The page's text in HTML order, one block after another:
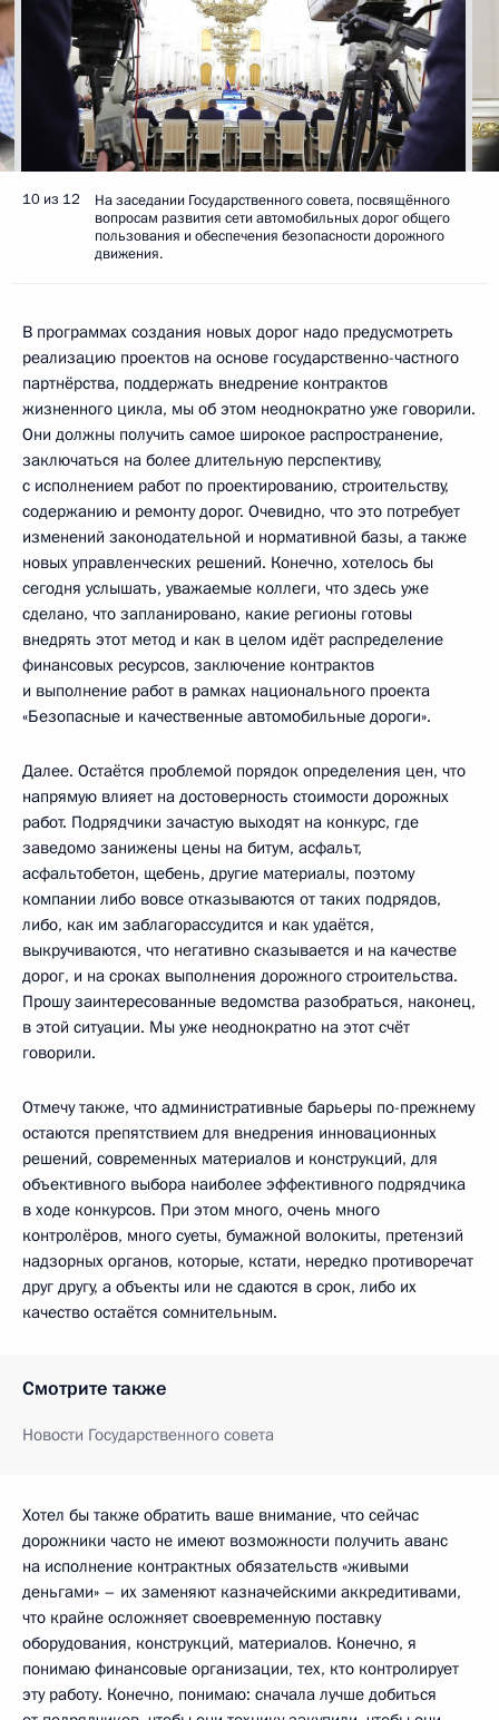
10 из 12
На заседании Государственного совета, посвящённого
вопросам развития сети автомобильных дорог общего
пользования и обеспечения безопасности дорожного
движения.
В программах создания новых дорог надо предусмотреть
реализацию проектов на основе государственно-частного
партнёрства, поддержать внедрение контрактов
жизненного цикла, мы об этом неоднократно уже говорили.
Они должны получить самое широкое распространение,
заключаться на более длительную перспективу,
с исполнением работ по проектированию, строительству,
содержанию и ремонту дорог. Очевидно, что это потребует
изменений законодательной и нормативной базы, а также
новых управленческих решений. Конечно, хотелось бы
сегодня услышать, уважаемые коллеги, что здесь уже
сделано, что запланировано, какие регионы готовы
внедрять этот метод и как в целом идёт распределение
финансовых ресурсов, заключение контрактов
и выполнение работ в рамках национального проекта
«Безопасные и качественные автомобильные дороги».
Далее. Остаётся проблемой порядок определения цен, что
напрямую влияет на достоверность стоимости дорожных
работ. Подрядчики зачастую выходят на конкурс, где
заведомо занижены цены на битум, асфальт,
асфальтобетон, щебень, другие материалы, поэтому
компании либо вовсе отказываются от таких подрядов,
либо, как им заблагорассудится и как удаётся,
выкручиваются, что негативно сказывается и на качестве
дорог, и на сроках выполнения дорожного строительства.
Прошу заинтересованные ведомства разобраться, наконец,
в этой ситуации. Мы уже неоднократно на этот счёт
говорили.
Отмечу также, что административные барьеры по-прежнему
остаются препятствием для внедрения инновационных
решений, современных материалов и конструкций, для
объективного выбора наиболее эффективного подрядчика
в ходе конкурсов. При этом много, очень много
контролёров, много суеты, бумажной волокиты, претензий
надзорных органов, которые, кстати, нередко противоречат
друг другу, а объекты или не сдаются в срок, либо их
качество остаётся сомнительным.
Смотрите также
Новости Государственного совета
Хотел бы также обратить ваше внимание, что сейчас
дорожники часто не имеют возможности получить аванс
на исполнение контрактных обязательств «живыми
деньгами» – их заменяют казначейскими аккредитивами,
что крайне осложняет своевременную поставку
оборудования, конструкций, материалов. Конечно, я
понимаю финансовые организации, тех, кто контролирует
эту работу. Конечно, понимаю: сначала лучше добиться